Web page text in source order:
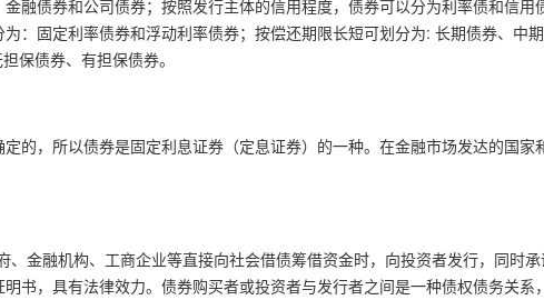
融债券和公司债券；按照发行主体的信用程度，债券可以分为利率债和信用
：固定利率债券和浮动利率债券；按偿还期限长短可划分为: 长期债券、中
保债券、有担保债券。
的，所以债券是固定利息证券 （定息证券）的一种。在金融市场发达的国家
金融机构、工商企业等直接向社会借债筹借资金时，向投资者发行，同时
明书，具有法律效力。债券购买者或投资者与发行者之间是一种债权债务关系